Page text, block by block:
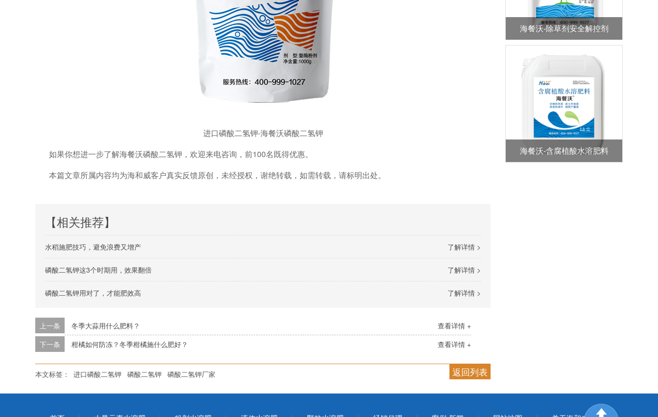
进口磷酸二氢钾-海餐沃磷酸二氢钾
如果你想进一步了解海餐沃磷酸二氢钾， 欢迎来电咨询，前100名既得优惠。
本篇文章所属内容均为海和威客户真实反馈原创，未经授权，谢绝转载，如需转载，请标明出处。
【相关推荐】
了解详情 >
水稻施肥技巧，避免浪费又增产
了解详情 >
磷酸二氢钾这3个时期用，效果翻倍
了解详情 >
磷酸二氢钾用对了，才能肥效高
查看详情 +
上一条
冬季大蒜用什么肥料？
查看详情 +
下一条 柑橘如何防冻？冬季柑橘施什么肥好？
返回列表
本文标签： 进口磷酸二氢钾 磷酸二氢钾 磷酸二氢钾厂家
海餐沃-除草剂安全解控剂
海餐沃-含腐植酸水溶肥料